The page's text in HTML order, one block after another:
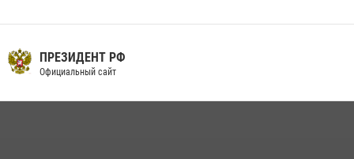
13 июля 2026, 14:29
На брифинге росгвардейцы рассказали орловцам об изменениях в
законодательстве, регулирующем оборот оружия
ПРЕЗИДЕНТ РФ
Официальный сайт